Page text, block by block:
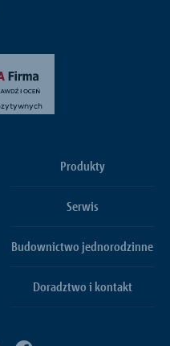
Produkty
Serwis
Budownictwo jednorodzinne
Doradztwo i kontakt